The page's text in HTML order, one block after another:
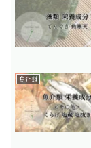
魚介類